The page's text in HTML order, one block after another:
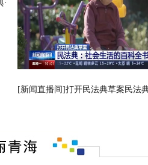
[新闻直播间]打开民法典草案民法典